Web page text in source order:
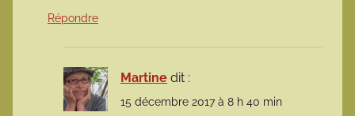
Répondre
Martine dit :
15 décembre 2017 à 8 h 40 min